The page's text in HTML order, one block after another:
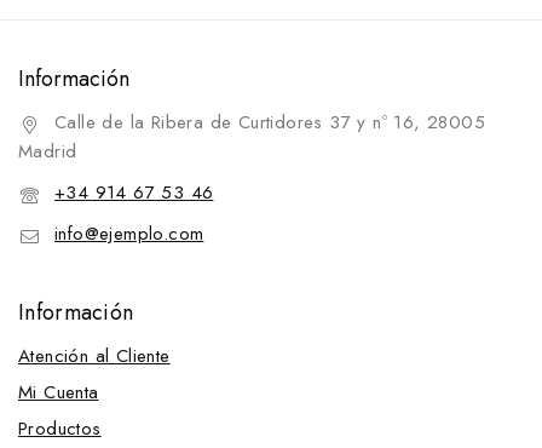
Información
Calle de la Ribera de Curtidores 37 y nº 16, 28005
Madrid
+34 914 67 53 46
info@ejemplo.com
Información
Atención al Cliente
Mi Cuenta
Productos